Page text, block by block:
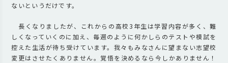
ないというだけです。
長くなりましたが、これからの高校3年生は学習内容が多く、難
しくなっていくのに加え、毎週のように何かしらのテストや模試を
控えた生活が待ち受けています。我々もみなさんに望まない志望校
変更はさせたくありません。覚悟を決めるなら今しかありません！